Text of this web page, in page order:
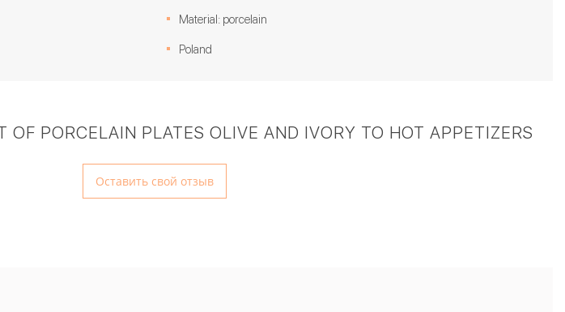
Material: porcelain
Poland
PORCELAIN PLATES OLIVE AND IVORY TO HOT APPETIZERS
Оставить свой отзыв